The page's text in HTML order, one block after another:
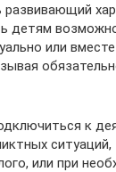
развивающий
детям
или
к
или при